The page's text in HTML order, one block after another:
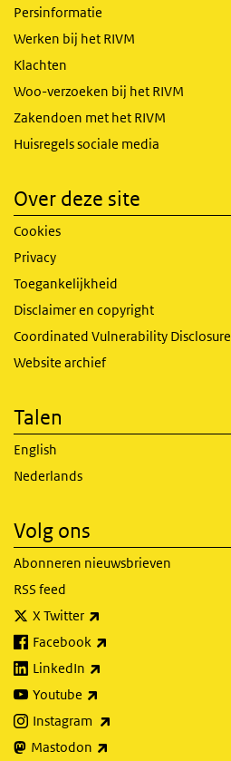
Persinformatie
Werken bij het RIVM
Klachten
Woo-verzoeken bij het RIVM
Zakendoen met het RIVM
Huisregels sociale media
Over deze site
Cookies
Privacy
Toegankelijkheid
Disclaimer en copyright
Coordinated Vulnerability Disclosure
Website archief
Talen
English
Nederlands
Volg ons
Abonneren nieuwsbrieven
RSS feed
X Twitter
Facebook
LinkedIn
Youtube
Instagram
Mastodon